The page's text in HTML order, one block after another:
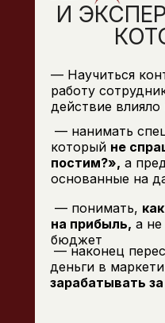
И
— Научиться
работу
действие
— нанимать
который не
постим?», а
основанные на
— понимать,
на прибыль, а не
бюджет
— наконец
деньги в
зарабатывать